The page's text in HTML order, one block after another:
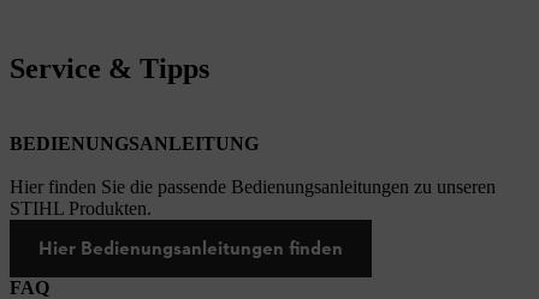
Service & Tipps
BEDIENUNGSANLEITUNG
Hier finden Sie die passende Bedienungsanleitungen zu unseren
STIHL Produkten.
Hier Bedienungsanleitungen finden
FAQ